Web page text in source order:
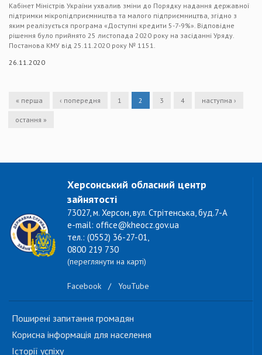
Кабінет Міністрів України ухвалив зміни до Порядку надання державної
підтримки мікропідприємництва та малого підприємництва, згідно з
яким реалізується програма «Доступні кредити 5-7-9%». Відповідне
рішення було прийнято 25 листопада 2020 року на засіданні Уряду.
Постанова КМУ від 25.11.2020 року № 1151.
26.11.2020
« перша ‹ попередня 1 2 3 4 наступна ›
остання »
Херсонський обласний центр
зайнятості
73027, м. Херсон, вул. Стрітенська, буд.7-А
e-mail: office@kheocz.gov.ua
тел.: (0552) 36-27-01,
0800 219 730
(переглянути на карті)
Facebook / YouTube
Поширені запитання громадян
Корисна інформація для населення
Історії успіху